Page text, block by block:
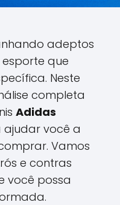
adeptos
que
Neste
completa
Adidas
você a
Vamos
e contras
você possa